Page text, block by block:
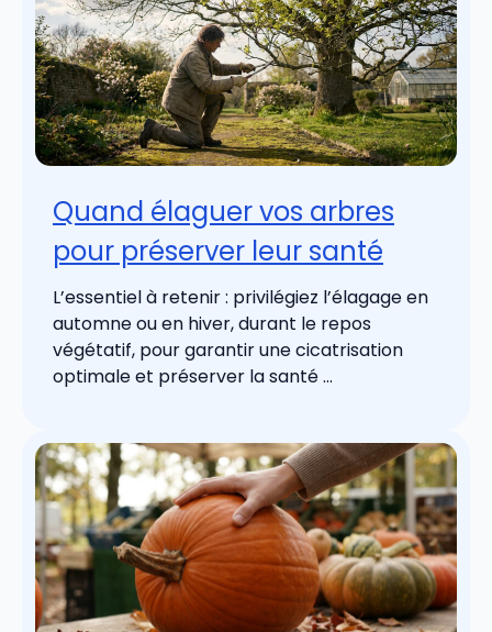
Quand élaguer vos arbres
pour préserver leur santé
L’essentiel à retenir : privilégiez l’élagage en
automne ou en hiver, durant le repos
végétatif, pour garantir une cicatrisation
optimale et préserver la santé ...